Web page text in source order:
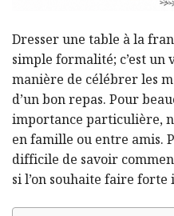
Dresser une table à la
simple formalité; c’est
manière de célébrer les
d’un bon repas. Pour
importance particulière,
en famille ou entre amis.
difficile de savoir
si l’on souhaite faire forte